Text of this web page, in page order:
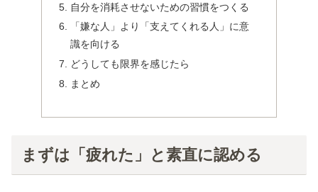
自分を消耗させないための習慣をつくる
「嫌な人」より「支えてくれる人」に意
識を向ける
どうしても限界を感じたら
まとめ
まずは「疲れた」と素直に認める